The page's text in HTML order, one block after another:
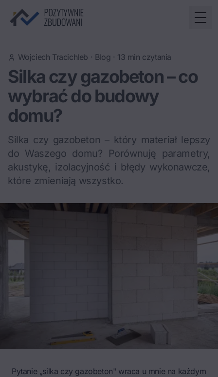
Wojciech Tracichleb · Blog · 13 min czytania
Silka czy gazobeton – co
wybrać do budowy
domu?
Silka czy gazobeton – który materiał lepszy
do Waszego domu? Porównuję parametry,
akustykę, izolacyjność i błędy wykonawcze,
które zmieniają wszystko.
Pytanie „silka czy gazobeton" wraca u mnie na każdym